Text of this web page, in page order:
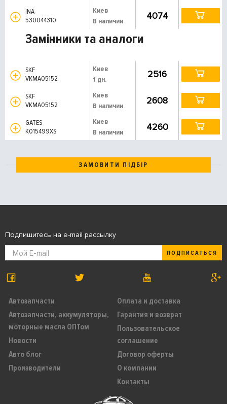
INA
530044310
Киев
В наличии
4074
Замінники та аналоги
SKF
VKMA05152
Киев
1 дн.
2516
SKF
VKMA05152
Киев
В наличии
2608
GATES
K015499XS
Киев
В наличии
4260
ЗАМОВИТИ ПІДБІР
Автозапчасти
Автозапчасти, аккумуляторы,
моторные масла ОПТом
Новости
Авто блог
Производители
Оплата и доставка
Гарантия и возврат
Пользовательское
соглашение
Договор оферты
О компании
Контакты
Подпишитесь на e-mail рассылку
ПОДПИСАТЬСЯ